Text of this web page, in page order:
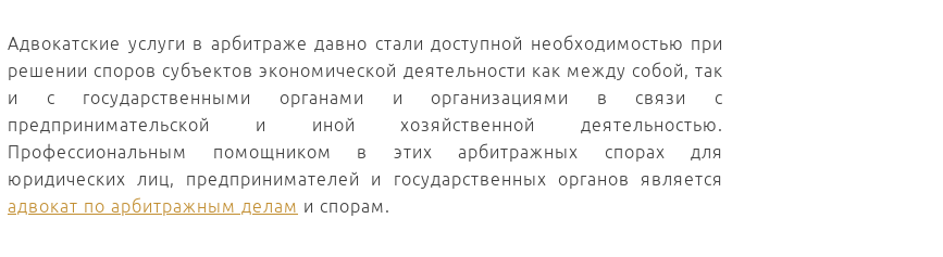
Адвокатские услуги в арбитраже давно стали доступной необходимостью при
решении споров субъектов экономической деятельности как между собой, так
и с государственными органами и организациями в связи с
предпринимательской и иной хозяйственной деятельностью.
Профессиональным помощником в этих арбитражных спорах для
юридических лиц, предпринимателей и государственных органов является
адвокат по арбитражным делам и спорам.